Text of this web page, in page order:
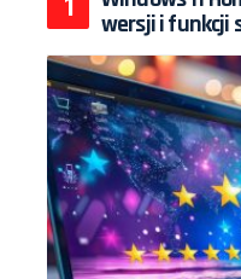
wersji i funkcji